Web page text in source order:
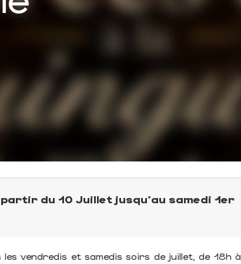
du 10 Juillet jusqu'au samedi 1er
vendredis et samedis soirs de juillet, de 18h à